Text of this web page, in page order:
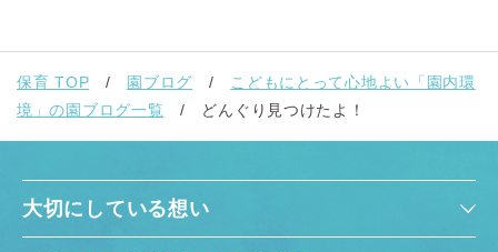
保育 TOP 園ブログ
こどもにとって心地よい「園内環
境」の園ブログ一覧
どんぐり見つけたよ！
大切にしている想い